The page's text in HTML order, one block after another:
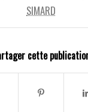
SIMARD
cette